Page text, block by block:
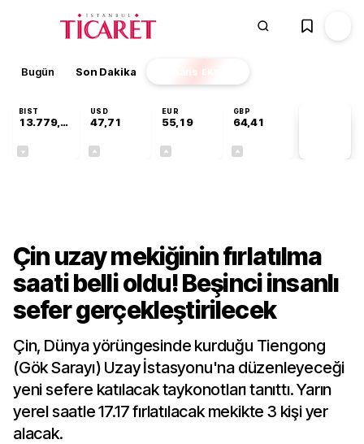
Bugün Son Dakika Finans EKSTRA
BIST
13.779,39
USD
47,71
EUR
55,19
GBP
64,41
Çin uzay mekiğinin fırlatılma
saati belli oldu! Beşinci insanlı
sefer gerçekleştirilecek
Çin, Dünya yörüngesinde kurduğu Tiengong
(Gök Sarayı) Uzay İstasyonu'na düzenleyeceği
yeni sefere katılacak taykonotları tanıttı. Yarın
yerel saatle 17.17 fırlatılacak mekikte 3 kişi yer
alacak.